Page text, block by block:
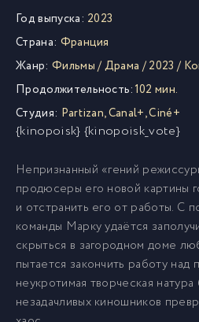
Год выпуска: 2023
Страна: Франция
Жанр: Фильмы/Драма /2023 /
Продолжительность:102 мин.
Студия: Partizan,Canal+,Ciné+
{kinopoisk} {kinopoisk_vote}
Непризнанный «гений
продюсеры его новой картины
и отстранить его от работы. С
команды Марку удаётся
скрыться в загородном доме
пытается закончить работу
неукротимая творческая
незадачливых киношников